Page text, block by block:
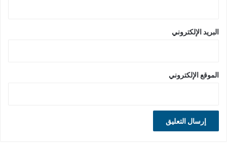
البريد الإلكتروني
الموقع الإلكتروني